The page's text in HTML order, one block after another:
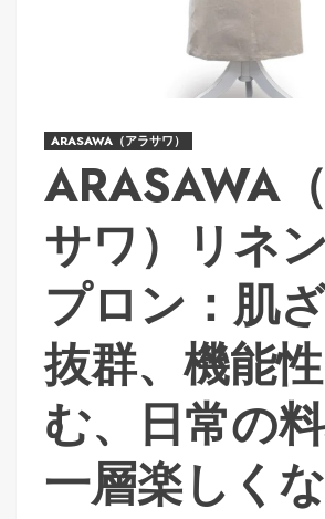
ARASAWA（アラサワ）
ARASAWA
サワ）リネ
プロン：肌
抜群、機能
む、日常の
一層楽しく